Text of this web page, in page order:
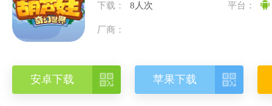
下载： 8人次 平台：
厂商：
安卓下载  苹果下载 